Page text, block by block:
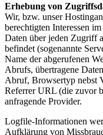
Erhebung von
Wir, bzw. unser
berechtigten Interessen
Daten über jeden Zugriff
befindet (sogenannte
Name der abgerufenen
Abrufs, übertragene
Abruf, Browsertyp nebst
Referrer URL (die zuvor
anfragende Provider.
Logfile-Informationen
Aufklärung von